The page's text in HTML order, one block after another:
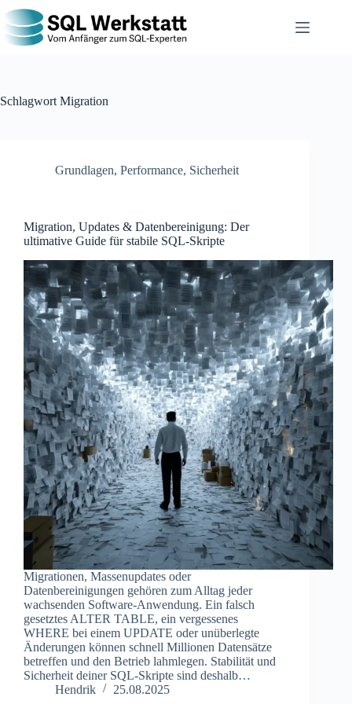
Schlagwort Migration
Grundlagen, Performance, Sicherheit
Migration, Updates & Datenbereinigung: Der
ultimative Guide für stabile SQL-Skripte
Migrationen, Massenupdates oder
Datenbereinigungen gehören zum Alltag jeder
wachsenden Software-Anwendung. Ein falsch
gesetztes ALTER TABLE, ein vergessenes
WHERE bei einem UPDATE oder unüberlegte
Änderungen können schnell Millionen Datensätze
betreffen und den Betrieb lahmlegen. Stabilität und
Sicherheit deiner SQL-Skripte sind deshalb…
Hendrik
25.08.2025